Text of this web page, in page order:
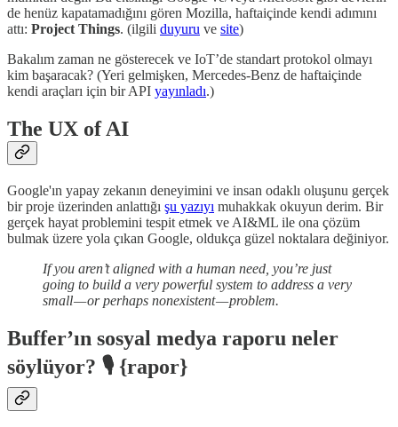
de henüz kapatamadığını gören Mozilla, haftaiçinde kendi adımını
attı: Project Things. (ilgili duyuru ve site)
Bakalım zaman ne gösterecek ve IoT’de standart protokol olmayı
kim başaracak? (Yeri gelmişken, Mercedes-Benz de haftaiçinde
kendi araçları için bir API yayınladı.)
The UX of AI
Google'ın yapay zekanın deneyimini ve insan odaklı oluşunu gerçek
bir proje üzerinden anlattığı şu yazıyı muhakkak okuyun derim. Bir
gerçek hayat problemini tespit etmek ve AI&ML ile ona çözüm
bulmak üzere yola çıkan Google, oldukça güzel noktalara değiniyor.
If you aren’t aligned with a human need, you’re just
going to build a very powerful system to address a very
small — or perhaps nonexistent — problem.
Buffer’ın sosyal medya raporu neler
söylüyor? 🎙 {rapor}